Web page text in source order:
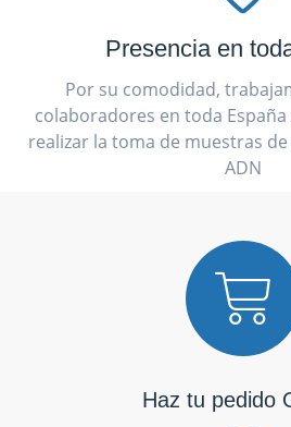
Presencia en
Por su comodidad,
colaboradores en toda
realizar la toma de muestras
ADN
Haz tu pedido